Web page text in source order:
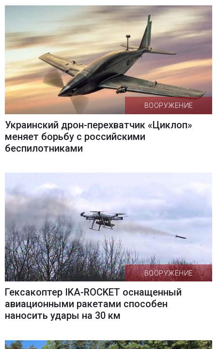
ВООРУЖЕНИЕ
Украинский дрон-перехватчик «Циклоп»
меняет борьбу с российскими
беспилотниками
ВООРУЖЕНИЕ
Гексакоптер IKA-ROCKET оснащенный
авиационными ракетами способен
наносить удары на 30 км